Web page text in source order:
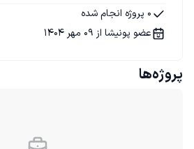
0 پروژه انجام شده
عضو پونیشا از 09 مهر 1404
پروژه‌ها